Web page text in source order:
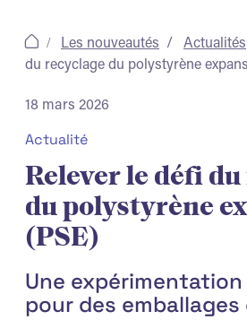
Les nouveautés Actualités
du recyclage du polystyrène
18 mars 2026
Actualité
Relever le défi
du polystyrène
(PSE)
Une
pour des